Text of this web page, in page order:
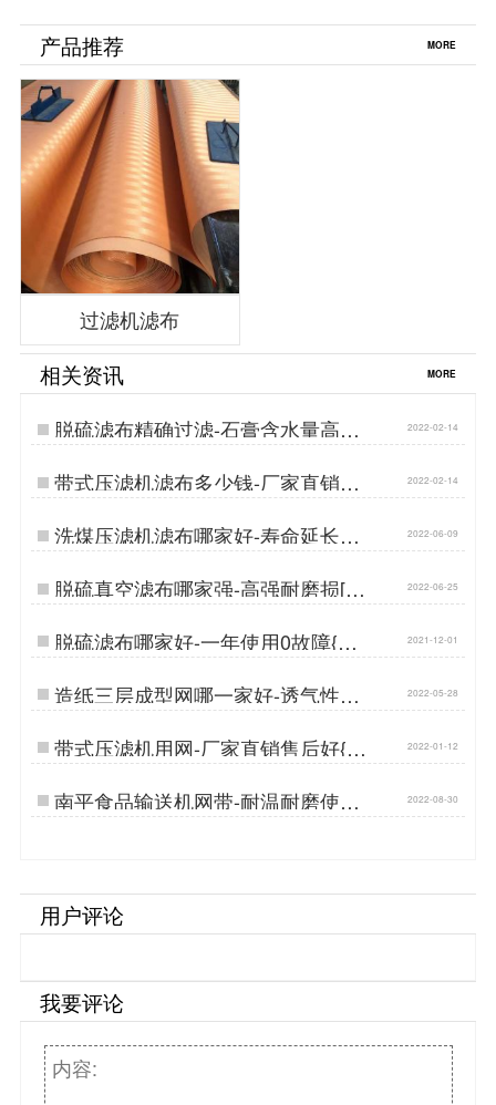
产品推荐 MORE
过滤机滤布
相关资讯 MORE
脱硫滤布精确过滤-石膏含水量高怎
么办{丹娜鸶过滤}…
2022-02-14
带式压滤机滤布多少钱-厂家直销按
需定制{丹娜鸶过滤}…
2022-02-14
洗煤压滤机滤布哪家好-寿命延长
300%{丹娜鸶过滤}…
2022-06-09
脱硫真空滤布哪家强-高强耐磨损[丹
娜鸶]…
2022-06-25
脱硫滤布哪家好-一年使用0故障{丹
娜鸶过滤}…
2021-12-01
造纸三层成型网哪一家好-透气性适
度{丹娜鸶过滤}…
2022-05-28
带式压滤机用网-厂家直销售后好{丹
娜鸶过滤}…
2022-01-12
南平食品输送机网带-耐温耐磨使用
寿命长[丹娜鸶]…
2022-08-30
用户评论
我要评论